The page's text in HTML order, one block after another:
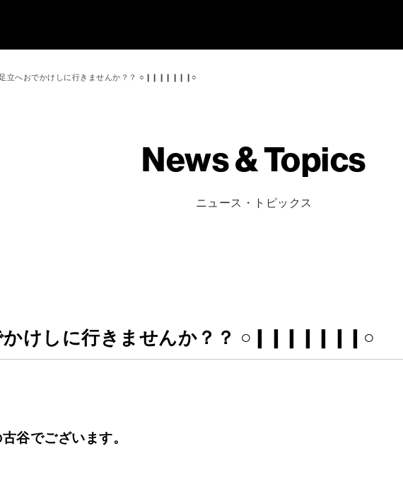
立へおでかけしに行きませんか？？ ○❙❙❙❙❙❙❙○
News & Topics
ニュース・トピックス
かけしに行きませんか？？ ○❙❙❙❙❙❙❙○
谷でございます。